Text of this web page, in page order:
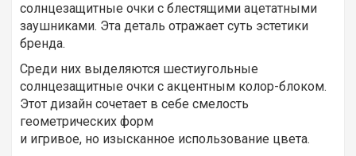
солнцезащитные очки с блестящими ацетатными
заушниками. Эта деталь отражает суть эстетики
бренда.
Среди них выделяются шестиугольные
солнцезащитные очки с акцентным колор-блоком.
Этот дизайн сочетает в себе смелость
геометрических форм
и игривое, но изысканное использование цвета.